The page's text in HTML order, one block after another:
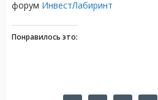
форум ИнвестЛабиринт
Понравилось это: